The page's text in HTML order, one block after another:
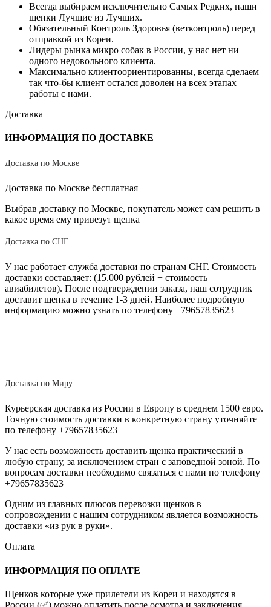
Всегда выбираем исключительно Самых Редких, наши
щенки Лучшие из Лучших.
Обязательный Контроль Здоровья (ветконтроль) перед
отправкой из Кореи.
Лидеры рынка микро собак в России, у нас нет ни
одного недовольного клиента.
Максимально клиентоориентированны, всегда сделаем
так что-бы клиент остался доволен на всех этапах
работы с нами.
Доставка
ИНФОРМАЦИЯ ПО ДОСТАВКЕ
Доставка по Москве
Доставка по Москве бесплатная
Выбрав доставку по Москве, покупатель может сам решить в
какое время ему привезут щенка
Доставка по СНГ
У нас работает служба доставки по странам СНГ. Стоимость
доставки составляет: (15.000 рублей + стоимость
авиабилетов). После подтверждении заказа, наш сотрудник
доставит щенка в течение 1-3 дней. Наиболее подробную
информацию можно узнать по телефону +79657835623
Доставка по Миру
Курьерская доставка из России в Европу в среднем 1500 евро.
Точную стоимость доставки в конкретную страну уточняйте
по телефону +79657835623
У нас есть возможность доставить щенка практический в
любую страну, за исключением стран с заповедной зоной. По
вопросам доставки необходимо связаться с нами по телефону
+79657835623
Одним из главных плюсов перевозки щенков в
сопровождении с нашим сотрудником является возможность
доставки «из рук в руки».
Оплата
ИНФОРМАЦИЯ ПО ОПЛАТЕ
Щенков которые уже прилетели из Кореи и находятся в
России (✅) можно оплатить после осмотра и заключения